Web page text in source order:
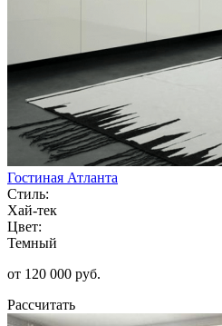
Гостиная Атланта
Стиль:
Хай-тек
Цвет:
Темный
от 120 000 руб.
Рассчитать